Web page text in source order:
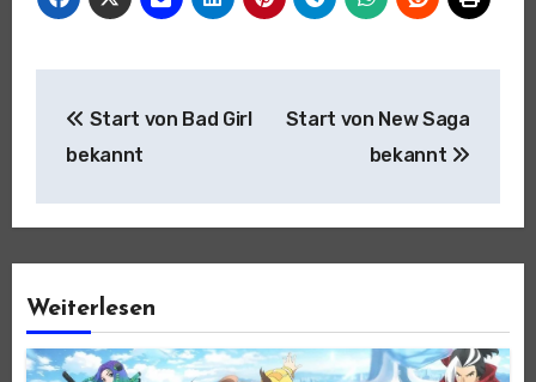
Start von Bad Girl
bekannt
Start von New Saga
bekannt
Weiterlesen